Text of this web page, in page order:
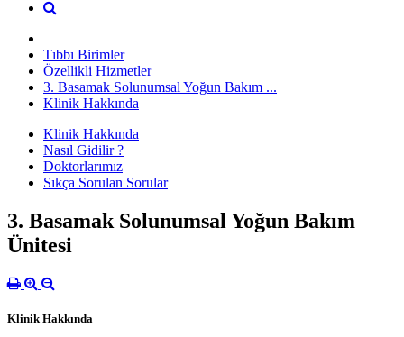
Tıbbı Birimler
Özellikli Hizmetler
3. Basamak Solunumsal Yoğun Bakım ...
Klinik Hakkında
Klinik Hakkında
Nasıl Gidilir ?
Doktorlarımız
Sıkça Sorulan Sorular
3. Basamak Solunumsal Yoğun Bakım
Ünitesi
Klinik Hakkında